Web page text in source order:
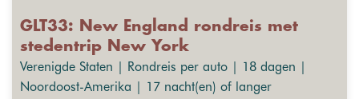
GLT33: New England rondreis met
stedentrip New York
Verenigde Staten | Rondreis per auto | 18 dagen |
Noordoost-Amerika | 17 nacht(en) of langer